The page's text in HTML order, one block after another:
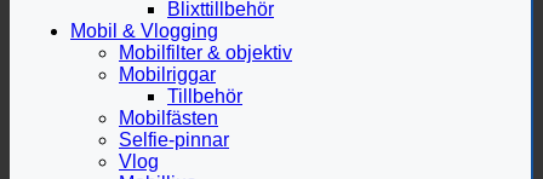
Blixttillbehör
Mobil & Vlogging
Mobilfilter & objektiv
Mobilriggar
Tillbehör
Mobilfästen
Selfie-pinnar
Vlog